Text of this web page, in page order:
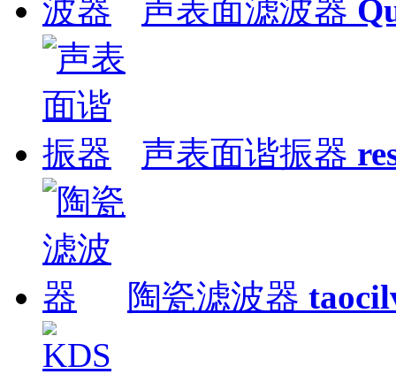
声表面滤波器
声表面谐振器
陶瓷滤波器